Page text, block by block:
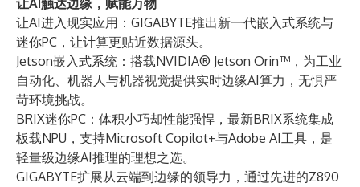
让AI触达边缘，赋能万物
让AI进入现实应用：GIGABYTE推出新一代嵌入式系统与
迷你PC，让计算更贴近数据源头。
Jetson嵌入式系统：搭载NVIDIA® Jetson Orin™，为工业
自动化、机器人与机器视觉提供实时边缘AI算力，无惧严
苛环境挑战。
BRIX迷你PC：体积小巧却性能强悍，最新BRIX系统集成
板载NPU，支持Microsoft Copilot+与Adobe AI工具，是
轻量级边缘AI推理的理想之选。
GIGABYTE扩展从云端到边缘的领导力，通过先进的Z890